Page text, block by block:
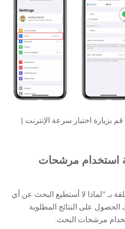
بزيارة اختبار سرعة الإنترنت |
محاولة استخدام مرشحات
بـ "لماذا لا أستطيع البحث عن أي
على النتائج المطلوبة
مرشحات البحث.